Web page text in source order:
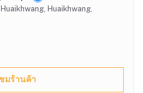
Huaikhwang,
มร้านค้า